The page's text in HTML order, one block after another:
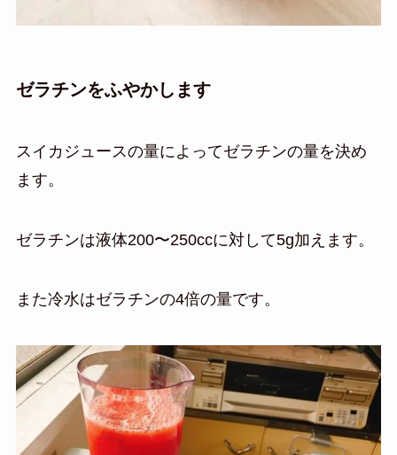
ゼラチンをふやかします
スイカジュースの量によってゼラチンの量を決め
ます。
ゼラチンは液体200〜250ccに対して5g加えます。
また冷水はゼラチンの4倍の量です。